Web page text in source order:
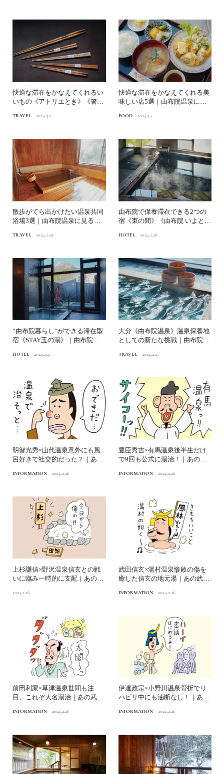
快適な滞在をかなえてくれるい
いもの《アトリエとき》《箸屋
TRAVEL 2024.3.2
快適な滞在をかなえてくれる美
味しい店5選｜由布院温泉に見
FOOD 2024.3.1
散歩がてら出かけたい温泉共同
浴場3選｜由布院温泉に見るこ
TRAVEL 2024.2.29
由布院で保養滞在できる2つの
宿《束の間》《由布院 いよと
HOTEL 2024.2.28
“由布院暮らし”ができる滞在型
宿《STAY玉の湯》｜由布院温
HOTEL 2024.2.27
大分《由布院温泉》温泉保養地
としての新たな挑戦｜由布院温
TRAVEL 2024.2.27
明智光秀×山代温泉意外にも風
呂好きで社交的だった？｜あの
INFORMATION 2024.2.26
豊臣秀吉×有馬温泉後半生だけ
で9回も公式に湯治！｜あの武
INFORMATION 2024.2.26
上杉謙信×野沢温泉信玄との戦
いに臨み一時的に支配｜あの武
2024.2.26
武田信玄×湯村温泉惨敗の傷を
癒した信玄の地元湯｜あの武将
INFORMATION 2024.2.26
前田利家×草津温泉世間も注
目、これぞ大名湯治｜あの武将
INFORMATION 2024.2.26
伊達政宗×小野川温泉骨折でリ
ハビリ中にも油断なし！｜あの
INFORMATION 2024.2.26